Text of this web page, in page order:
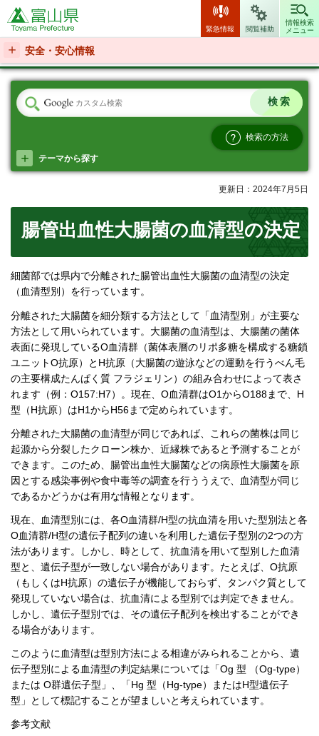
富山県
緊急情報 閲覧補助
情報検索
メニュー
安全・安心情報
検索の方法
テーマから探す
更新日：2024年7月5日
腸管出血性大腸菌の血清型の決定
細菌部では県内で分離された腸管出血性大腸菌の血清型の決定
（血清型別）を行っています。
分離された大腸菌を細分類する方法として「血清型別」が主要な
方法として用いられています。大腸菌の血清型は、大腸菌の菌体
表面に発現しているO血清群（菌体表層のリポ多糖を構成する糖鎖
ユニットO抗原）とH抗原（大腸菌の遊泳などの運動を行うべん毛
の主要構成たんぱく質 フラジェリン）の組み合わせによって表さ
れます（例：O157:H7）。現在、O血清群はO1からO188まで、H
型（H抗原）はH1からH56まで定められています。
分離された大腸菌の血清型が同じであれば、これらの菌株は同じ
起源から分裂したクローン株か、近縁株であると予測することが
できます。このため、腸管出血性大腸菌などの病原性大腸菌を原
因とする感染事例や食中毒等の調査を行ううえで、血清型が同じ
であるかどうかは有用な情報となります。
現在、血清型別には、各O血清群/H型の抗血清を用いた型別法と各
O血清群/H型の遺伝子配列の違いを利用した遺伝子型別の2つの方
法があります。しかし、時として、抗血清を用いて型別した血清
型と、遺伝子型が一致しない場合があります。たとえば、O抗原
（もしくはH抗原）の遺伝子が機能しておらず、タンパク質として
発現していない場合は、抗血清による型別では判定できません。
しかし、遺伝子型別では、その遺伝子配列を検出することができ
る場合があります。
このように血清型は型別方法による相違がみられることから、遺
伝子型別による血清型の判定結果については「Og 型 （Og-type）
または O群遺伝子型」、「Hg 型（Hg-type）またはH型遺伝子
型」として標記することが望ましいと考えられています。
参考文献